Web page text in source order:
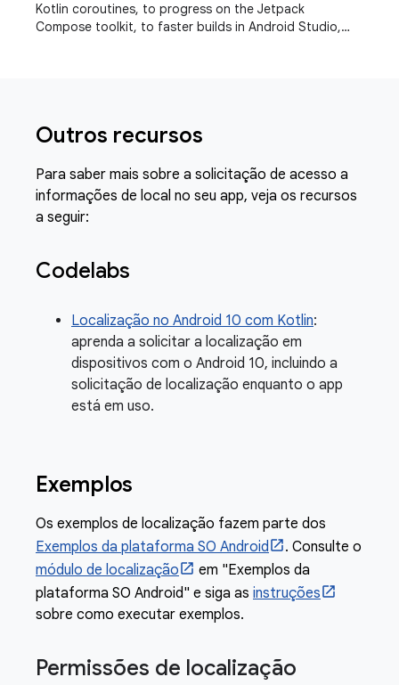
Kotlin coroutines, to progress on the Jetpack
Compose toolkit, to faster builds in Android Studio,
Outros recursos
Para saber mais sobre a solicitação de acesso a
informações de local no seu app, veja os recursos
a seguir:
Codelabs
Localização no Android 10 com Kotlin:
aprenda a solicitar a localização em
dispositivos com o Android 10, incluindo a
solicitação de localização enquanto o app
está em uso.
Exemplos
Os exemplos de localização fazem parte dos
Exemplos da plataforma SO Android
. Consulte o
módulo de localização
em "Exemplos da
plataforma SO Android" e siga as instruções
sobre como executar exemplos.
Permissões de localização